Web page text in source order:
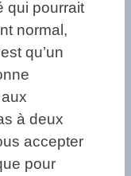
qui pourrait
normal,
qu’un
à deux
accepter
pour